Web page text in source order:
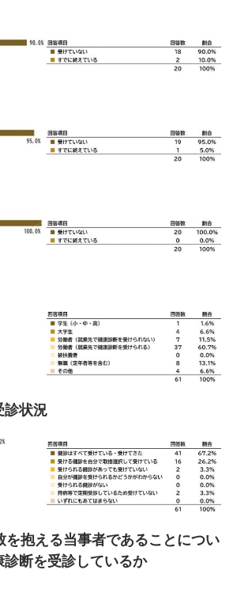
診状況
を抱える当事者であることについ
診断を受診しているか